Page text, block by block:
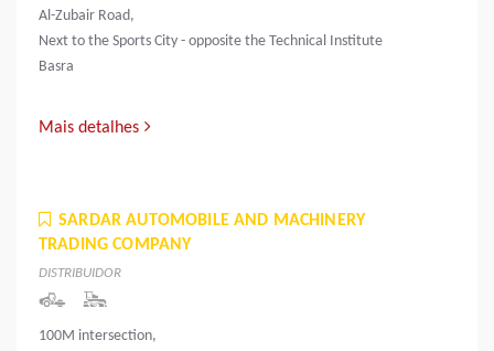
Al-Zubair Road,
Next to the Sports City - opposite the Technical Institute
Basra
Mais detalhes
SARDAR AUTOMOBILE AND MACHINERY
TRADING COMPANY
DISTRIBUIDOR
100M intersection,